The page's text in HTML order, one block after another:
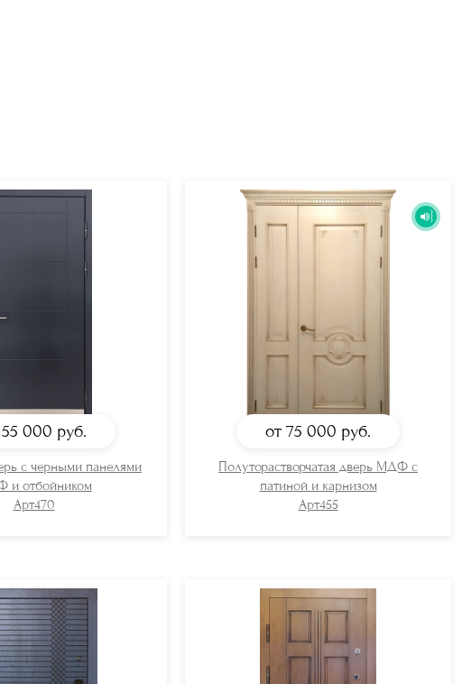
000 руб.
с черными панелями
и отбойником
Арт470
от 75 000 руб.
Полуторастворчатая дверь МДФ с
патиной и карнизом
Арт455